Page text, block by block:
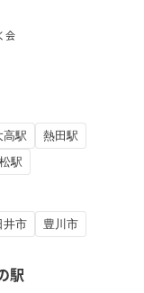
会
高駅
熱田駅
駅
井市
豊川市
駅